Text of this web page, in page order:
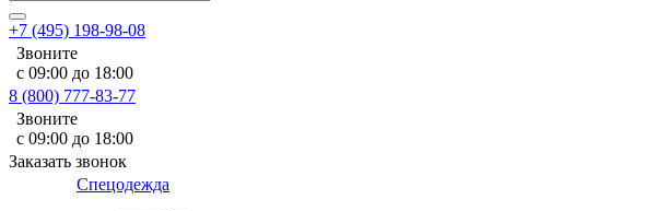
+7 (495) 198-98-08
Звоните
с 09:00 до 18:00
8 (800) 777-83-77
Звоните
с 09:00 до 18:00
Заказать звонок
Спецодежда